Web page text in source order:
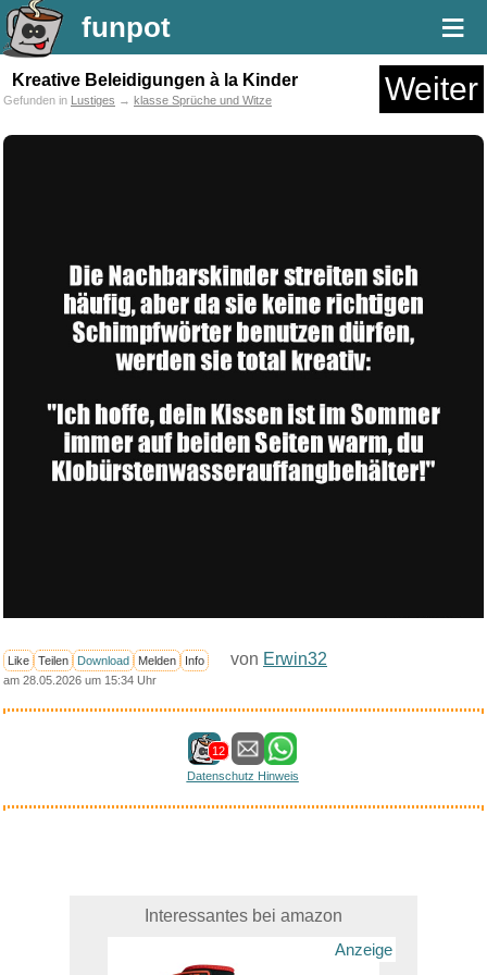
funpot ≡
Kreative Beleidigungen à la Kinder Weiter
Gefunden in Lustiges → klasse Sprüche und Witze
Like Teilen Download Melden Info von Erwin32
am 28.05.2026 um 15:34 Uhr
12
Datenschutz Hinweis
Interessantes bei amazon
Anzeige